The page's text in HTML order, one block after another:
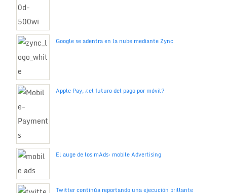
Google se adentra en la nube mediante Zync
Apple Pay, ¿el futuro del pago por móvil?
El auge de los mAds: mobile Advertising
Twitter continúa reportando una ejecución brillante